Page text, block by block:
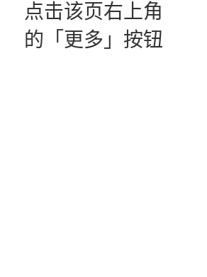
点击该页右上角
的「更多」按钮